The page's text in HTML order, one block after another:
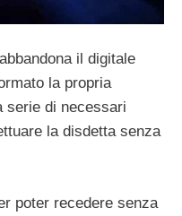
il digitale
la propria
serie di necessari
la disdetta senza
poter recedere senza